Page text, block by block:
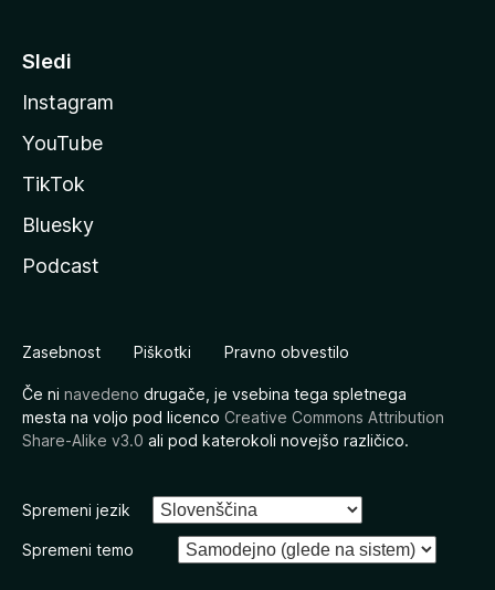
Sledi
Instagram
YouTube
TikTok
Bluesky
Podcast
Zasebnost Piškotki Pravno obvestilo
Če ni navedeno drugače, je vsebina tega spletnega
mesta na voljo pod licenco Creative Commons Attribution
Share-Alike v3.0 ali pod katerokoli novejšo različico.
Spremeni jezik
Spremeni temo